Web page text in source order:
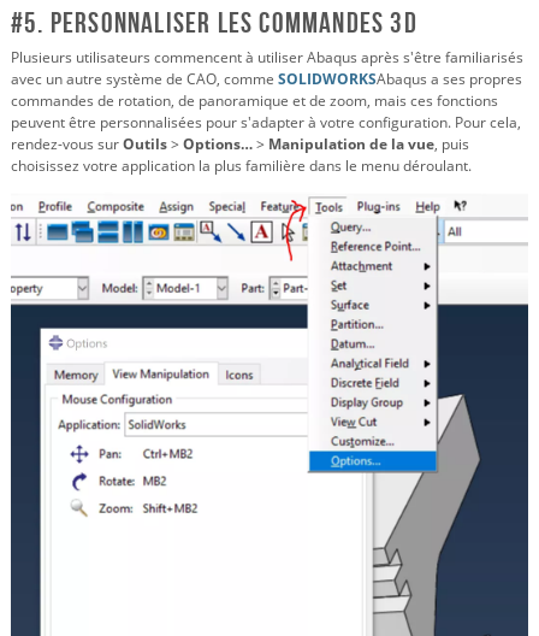
#5. Personnaliser les commandes 3D
Plusieurs utilisateurs commencent à utiliser Abaqus après s'être familiarisés
avec un autre système de CAO, comme SOLIDWORKSAbaqus a ses propres
commandes de rotation, de panoramique et de zoom, mais ces fonctions
peuvent être personnalisées pour s'adapter à votre configuration. Pour cela,
rendez-vous surOutils> Options…> Manipulation de la vue, puis
choisissez votre application la plus familière dans le menu déroulant.